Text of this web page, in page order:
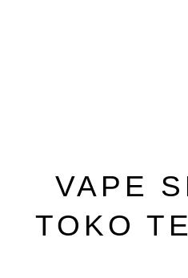
VAPE
TOKO